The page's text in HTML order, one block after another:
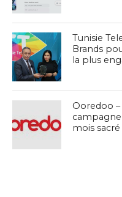
Tunisie
Brands
la plus
Ooredoo
campagne
mois